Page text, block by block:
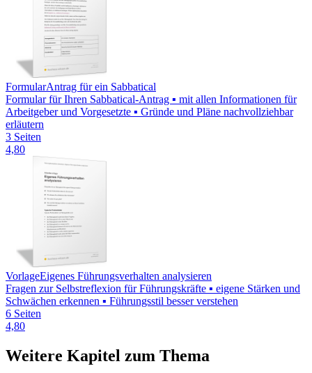
FormularAntrag für ein Sabbatical
Formular für Ihren Sabbatical-Antrag ▪ mit allen Informationen für
Arbeitgeber und Vorgesetzte ▪ Gründe und Pläne nachvollziehbar
erläutern
3 Seiten
4,80
VorlageEigenes Führungsverhalten analysieren
Fragen zur Selbstreflexion für Führungskräfte ▪ eigene Stärken und
Schwächen erkennen ▪ Führungsstil besser verstehen
6 Seiten
4,80
Weitere Kapitel zum Thema